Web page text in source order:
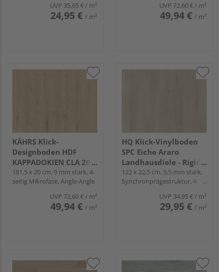
UVP 35,65 €/ m²
24,95 € / m²
UVP 72,60 €/ m²
49,94 € / m²
KÄHRS Klick-
Designboden HDF
KAPPADOKIEN CLA 200
Landhausdiele - Aware
Collection
181,5 x 20 cm, 9 mm stark, 4-
seitig Mikrofase, Angle-Angle
UVP 72,60 €/ m²
49,94 € / m²
HQ Klick-Vinylboden
SPC Eiche Araro
Landhausdiele - Rigid-
LVT
122 x 22,5 cm, 5,5 mm stark,
Synchronprägestruktur, 4-
UVP 34,95 €/ m²
29,95 € / m²